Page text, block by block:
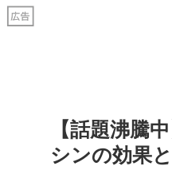
【話題沸騰
シンの効果